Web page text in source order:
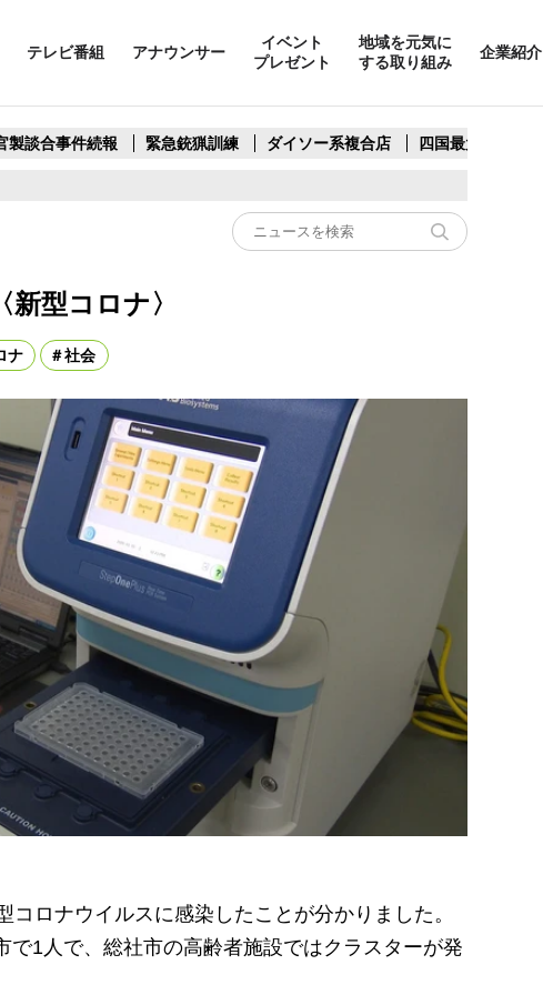
テレビ番組 アナウンサー
イベント
プレゼント
地域を元気に
する取り組み
企業紹介
製談合事件続報 緊急銃猟訓練 ダイソー系複合店 四国最大スリコ
型コロナ〉
ナ 社会
ロナウイルスに感染したことが分かりました。
で1人で、総社市の高齢者施設ではクラスターが発